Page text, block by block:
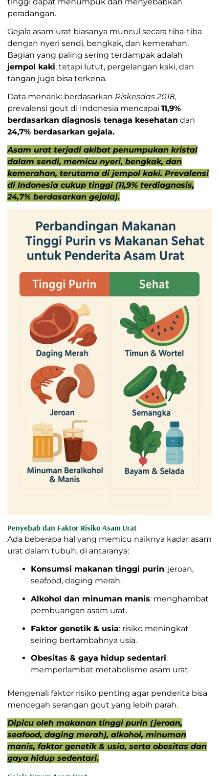
peradangan.
Gejala asam urat biasanya muncul secara tiba-tiba
dengan nyeri sendi, bengkak, dan kemerahan.
Bagian yang paling sering terdampak adalah
jempol kaki, tetapi lutut, pergelangan kaki, dan
tangan juga bisa terkena.
Data menarik: berdasarkan Riskesdas 2018,
prevalensi gout di Indonesia mencapai 11,9%
berdasarkan diagnosis tenaga kesehatan dan
24,7% berdasarkan gejala.
Asam urat terjadi akibat penumpukan kristal
dalam sendi, memicu nyeri, bengkak, dan
kemerahan, terutama di jempol kaki. Prevalensi
di Indonesia cukup tinggi (11,9% terdiagnosis,
24,7% berdasarkan gejala).
Penyebab dan Faktor Risiko Asam Urat
Ada beberapa hal yang memicu naiknya kadar asam
urat dalam tubuh, di antaranya:
Konsumsi makanan tinggi purin: jeroan,
seafood, daging merah.
Alkohol dan minuman manis: menghambat
pembuangan asam urat.
Faktor genetik & usia: risiko meningkat
seiring bertambahnya usia.
Obesitas & gaya hidup sedentari:
memperlambat metabolisme asam urat.
Mengenali faktor risiko penting agar penderita bisa
mencegah serangan gout yang lebih parah.
Dipicu oleh makanan tinggi purin (jeroan,
seafood, daging merah), alkohol, minuman
manis, faktor genetik & usia, serta obesitas dan
gaya hidup sedentari.